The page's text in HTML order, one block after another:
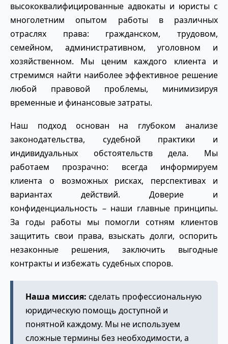
высококвалифицированные адвокаты и юристы с
многолетним опытом работы в различных
отраслях права: гражданском, трудовом,
семейном, административном, уголовном и
хозяйственном. Мы ценим каждого клиента и
стремимся найти наиболее эффективное решение
любой правовой проблемы, минимизируя
временные и финансовые затраты.
Наш подход основан на глубоком анализе
законодательства, судебной практики и
индивидуальных обстоятельств дела. Мы
работаем прозрачно: всегда информируем
клиента о возможных рисках, перспективах и
вариантах действий. Доверие и
конфиденциальность – наши главные принципы.
За годы работы мы помогли сотням клиентов
защитить свои права, взыскать долги, оспорить
незаконные решения, заключить выгодные
контракты и избежать судебных споров.
Наша миссия: сделать профессиональную
юридическую помощь доступной и
понятной каждому. Мы не используем
сложные термины без необходимости, а